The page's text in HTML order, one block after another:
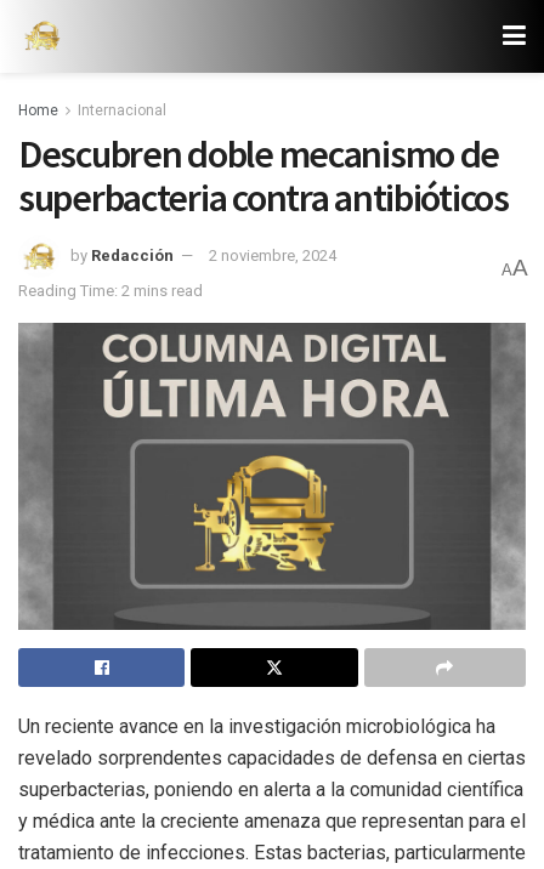
Home Internacional
Descubren doble mecanismo de
superbacteria contra antibióticos
by Redacción
2 noviembre, 2024
Reading Time: 2 mins read
AA
Un reciente avance en la investigación microbiológica ha
revelado sorprendentes capacidades de defensa en ciertas
superbacterias, poniendo en alerta a la comunidad científica
y médica ante la creciente amenaza que representan para el
tratamiento de infecciones. Estas bacterias, particularmente